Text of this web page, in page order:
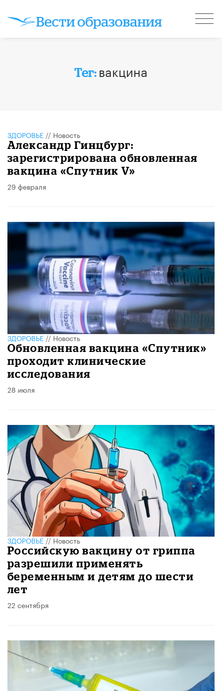
Тег: вакцина
ЗДОРОВЬЕ // Новость
Александр Гинцбург:
зарегистрирована обновленная
вакцина «Спутник V»
29 февраля
ЗДОРОВЬЕ//Новость
Обновленная вакцина «Спутник»
проходит клинические
исследования
28 июля
ЗДОРОВЬЕ//Новость
Российскую вакцину от гриппа
разрешили применять
беременным и детям до шести
лет
22 сентября